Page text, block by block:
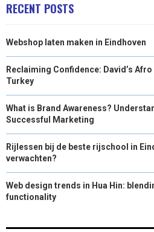
RECENT POSTS
Webshop laten maken in Eindhoven
Reclaiming Confidence: David’s
Turkey
What is Brand Awareness?
Successful Marketing
Rijlessen bij de beste rijschool in
verwachten?
Web design trends in Hua Hin:
functionality